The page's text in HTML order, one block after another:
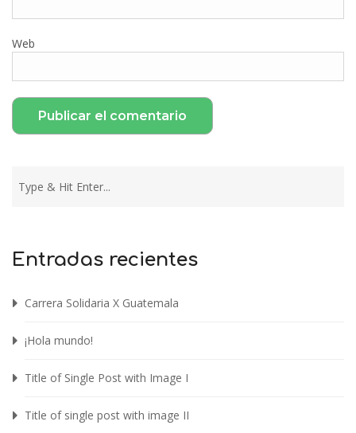
Web
Entradas recientes
Carrera Solidaria X Guatemala
¡Hola mundo!
Title of Single Post with Image I
Title of single post with image II